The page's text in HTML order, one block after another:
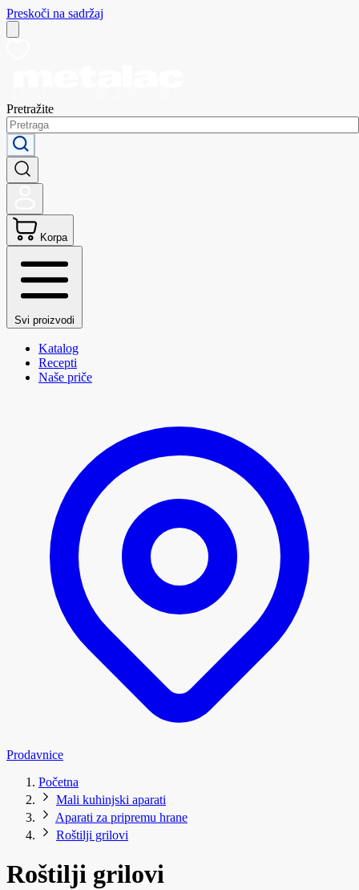
Preskoči na sadržaj
Pretražite
Korpa
Svi proizvodi
Katalog
Recepti
Naše priče
Prodavnice
Početna
Mali kuhinjski aparati
Aparati za pripremu hrane
Roštilji grilovi
Roštilji grilovi